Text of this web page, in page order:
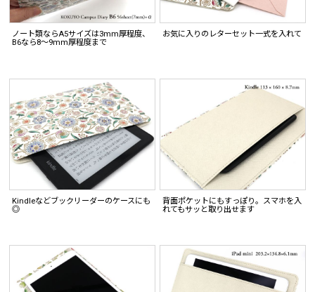
ノート類ならA5サイズは3mm厚程度、
B6なら8〜9mm厚程度まで
お気に入りのレターセット一式を入れて
Kindleなどブックリーダーのケースにも
◎
背面ポケットにもすっぽり。スマホを入
れてもサッと取り出せます